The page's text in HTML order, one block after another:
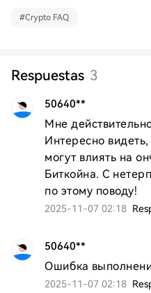
#Crypto FAQ
Respuestas 3
50640**
Мне
Интересно
могут влиять на
Биткойна. С
по этому поводу!
2025-11-07 02:18
50640**
Ошибка
2025-11-07 02:18